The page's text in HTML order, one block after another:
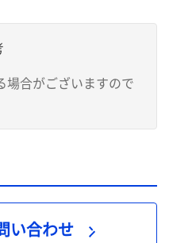
場合がございますので
い合わせ